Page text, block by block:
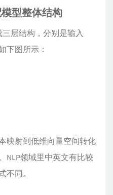
模型整体结构
层结构，分别是输入
下图所示：
映射到低维向量空间转化
NLP领域里中英文有比较
不同。